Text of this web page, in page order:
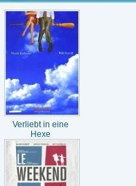
Verliebt in eine
Hexe